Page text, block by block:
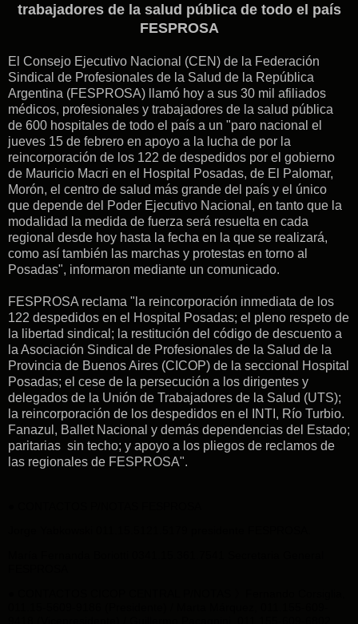
trabajadores de la salud pública de todo el país
FESPROSA
El Consejo Ejecutivo Nacional (CEN) de la Federación
Sindical de Profesionales de la Salud de la República
Argentina (FESPROSA) llamó hoy a sus 30 mil afiliados
médicos, profesionales y trabajadores de la salud pública
de 600 hospitales de todo el país a un "paro nacional el
jueves 15 de febrero en apoyo a la lucha de por la
reincorporación de los 122 de despedidos por el gobierno
de Mauricio Macri en el Hospital Posadas, de El Palomar,
Morón, el centro de salud más grande del país y el único
que depende del Poder Ejecutivo Nacional, en tanto que la
modalidad la medida de fuerza será resuelta en cada
regional desde hoy hasta la fecha en la que se realizará,
como así también las marchas y protestas en torno al
Posadas", informaron mediante un comunicado.
FESPROSA reclama "la reincorporación inmediata de los
122 despedidos en el Hospital Posadas; el pleno respeto de
la libertad sindical; la restitución del código de descuento a
la Asociación Sindical de Profesionales de la Salud de la
Provincia de Buenos Aires (CICOP) de la seccional Hospital
Posadas; el cese de la persecución a los dirigentes y
delegados de la Unión de Trabajadores de la Salud (UTS);
la reincorporación de los despedidos en el INTI, Río Turbio.
Fanazul, Ballet Nacional y demás dependencias del Estado;
paritarias sin techo; y apoyo a los pliegos de reclamos de
las regionales de FESPROSA".